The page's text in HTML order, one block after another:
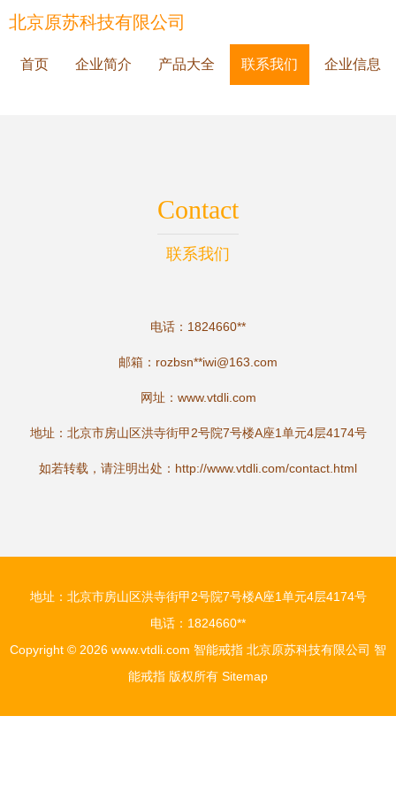
北京原苏科技有限公司
首页 企业简介 产品大全 联系我们 企业信息
Contact
联系我们
电话：1824660**
邮箱：rozbsn**iwi@163.com
网址： www.vtdli.com
地址：北京市房山区洪寺街甲2号院7号楼A座1单元4层4174号
如若转载，请注明出处：http://www.vtdli.com/contact.html
地址：北京市房山区洪寺街甲2号院7号楼A座1单元4层4174号
电话：1824660**
Copyright © 2026 www.vtdli.com 智能戒指 北京原苏科技有限公司 智
能戒指 版权所有 Sitemap